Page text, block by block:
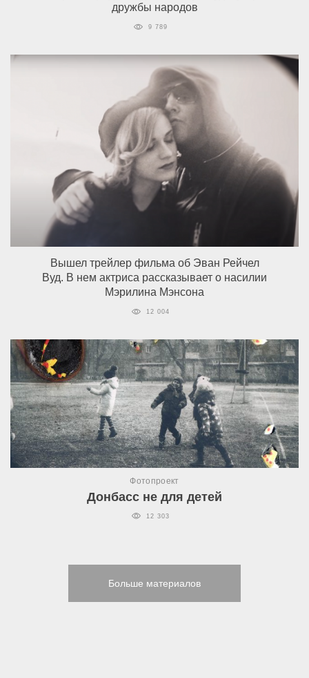
дружбы народов
9 789
Вышел трейлер фильма об Эван Рейчел
Вуд. В нем актриса рассказывает о насилии
Мэрилина Мэнсона
12 004
Фотопроект
Донбасс не для детей
12 303
Больше материалов